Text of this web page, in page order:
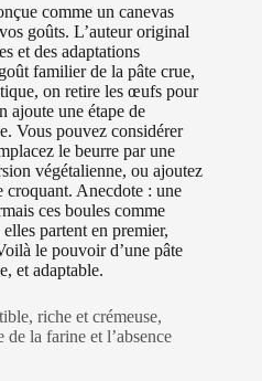
comme un canevas
goûts. L’auteur original
et des adaptations
familier de la pâte crue,
on retire les œufs pour
ajoute une étape de
Vous pouvez considérer
le beurre par une
végétalienne, ou ajoutez
croquant. Anecdote : une
ces boules comme
partent en premier,
le pouvoir d’une pâte
et adaptable.
riche et crémeuse,
de la farine et l’absence